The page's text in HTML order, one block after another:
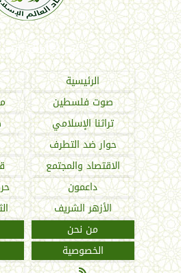
اتحاد العالم
الرئيسية
صوت فلسطين
تراثنا الإسلامي
حوار ضد التطرف
الاقتصاد والمجتمع
داعمون
الأزهر الشريف
من نحن
الخصوصية